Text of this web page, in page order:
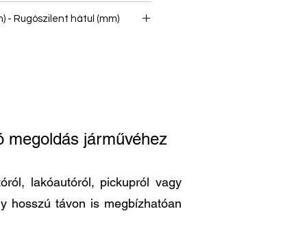
- Rugószilent hátul (mm)
megoldás járművéhez
lakóautóról, pickupról vagy
hosszú távon is megbízhatóan